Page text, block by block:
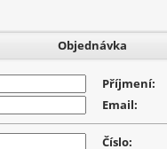
Objednávka
Příjmení:
Email:
Číslo: